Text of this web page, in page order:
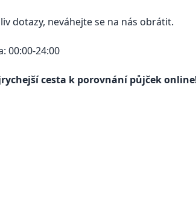
dotazy, neváhejte se na nás obrátit.
00:00-24:00
cesta k porovnání půjček